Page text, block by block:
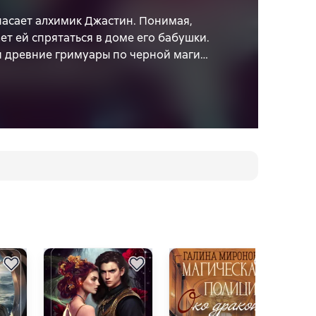
алхимик Джастин. Понимая,
ей спрятаться в доме его бабушки.
древние гримуары по черной магии.
вести расследование по
агентство…
принцессы, ставшей настоящей